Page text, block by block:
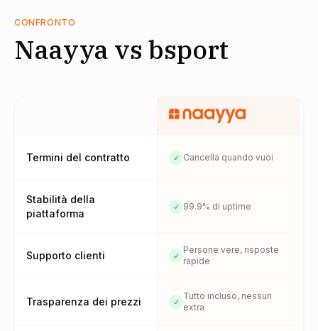
CONFRONTO
Naayya vs bsport
Termini del contratto Cancella quando vuoi
Stabilità della
piattaforma
99.9% di uptime
Supporto clienti
Persone vere, risposte
rapide
Trasparenza dei prezzi
Tutto incluso, nessun
extra